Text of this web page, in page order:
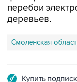
перебои
деревьев.
Смоленская
Купить